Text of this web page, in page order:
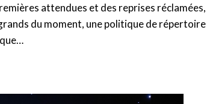
attendues et des reprises réclamées,
du moment, une politique de répertoire